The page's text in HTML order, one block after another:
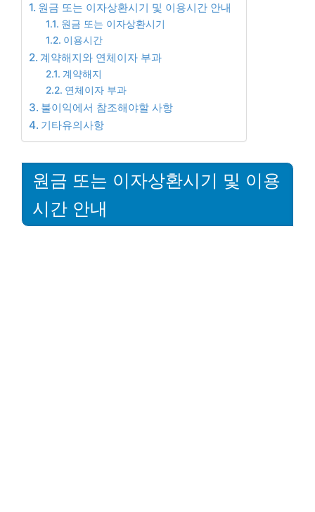
원금 또는 이자상환시기 및 이용시간 안내
원금 또는 이자상환시기
이용시간
계약해지와 연체이자 부과
계약해지
연체이자 부과
불이익에서 참조해야할 사항
기타유의사항
원금 또는 이자상환시기 및 이용
시간 안내